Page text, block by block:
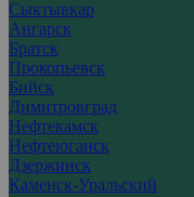
Сыктывкар
Ангарск
Братск
Прокопьевск
Бийск
Димитровград
Нефтекамск
Нефтеюганск
Дзержинск
Каменск-Уральский